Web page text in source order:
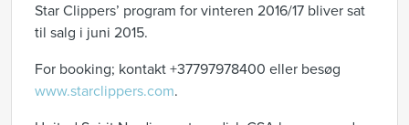
Star Clippers’ program for vinteren 2016/17 bliver sat
til salg i juni 2015.
For booking; kontakt +37797978400 eller besøg
www.starclippers.com.